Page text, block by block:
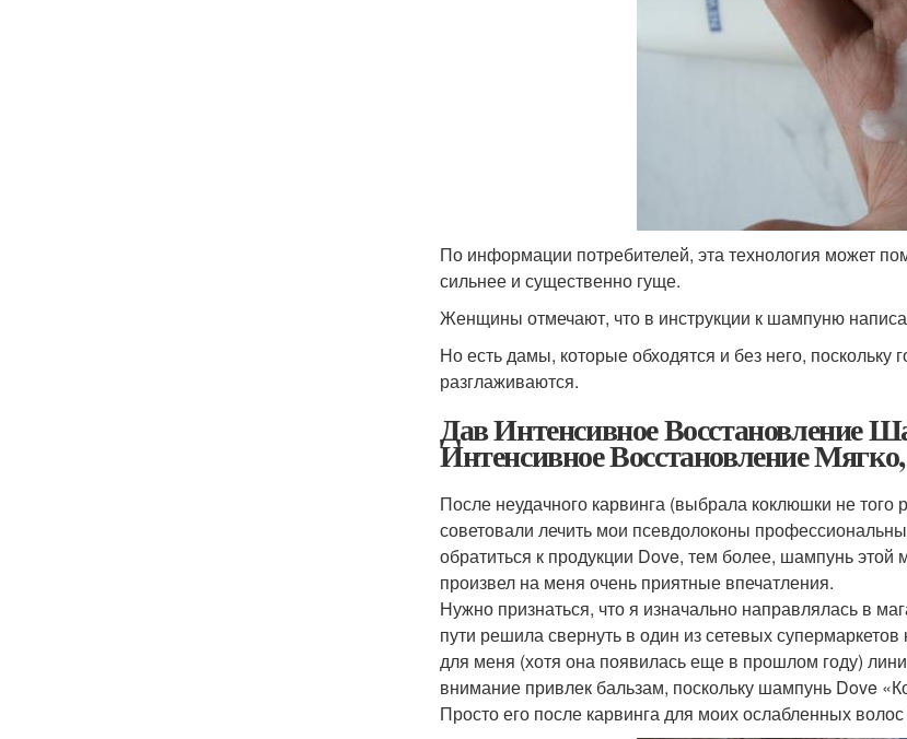
По информации потребителей, эта технология может
сильнее и существенно гуще.
Женщины отмечают, что в инструкции к шампуню
Но есть дамы, которые обходятся и без него, поскольку
разглаживаются.
Дав Интенсивное Восстановление
Интенсивное Восстановление
После неудачного карвинга (выбрала коклюшки не
советовали лечить мои псевдолоконы
обратиться к продукции Dove, тем более, шампунь
произвел на меня очень приятные впечатления.
Нужно признаться, что я изначально направлялась в
пути решила свернуть в один из сетевых
для меня (хотя она появилась еще в прошлом году)
внимание привлек бальзам, поскольку шампунь Dove
Просто его после карвинга для моих ослабленных